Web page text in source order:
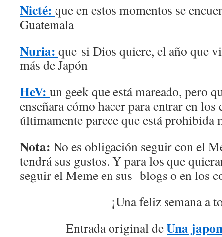
Nicté: que en estos momentos se
Guatemala
Nuria: que si Dios quiere, el año que
más de Japón
HeV: un geek que está mareado, pero
enseñara cómo hacer para entrar en
últimamente parece que está
Nota: No es obligación seguir con el
tendrá sus gustos. Y para los que
seguir el Meme en sus blogs o en los
¡Una feliz semana a
Entrada original deUna